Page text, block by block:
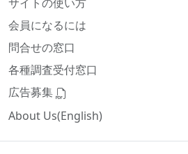
会員になるには
問合せの窓口
各種調査受付窓口
広告募集
About Us(English)